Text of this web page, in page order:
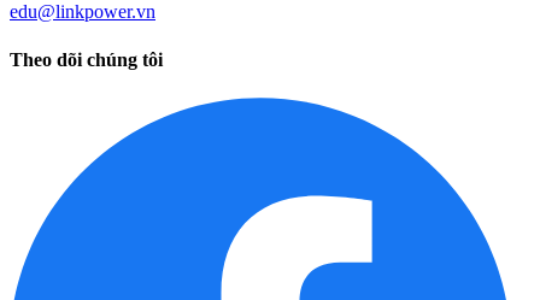
edu@linkpower.vn
Theo dõi chúng tôi